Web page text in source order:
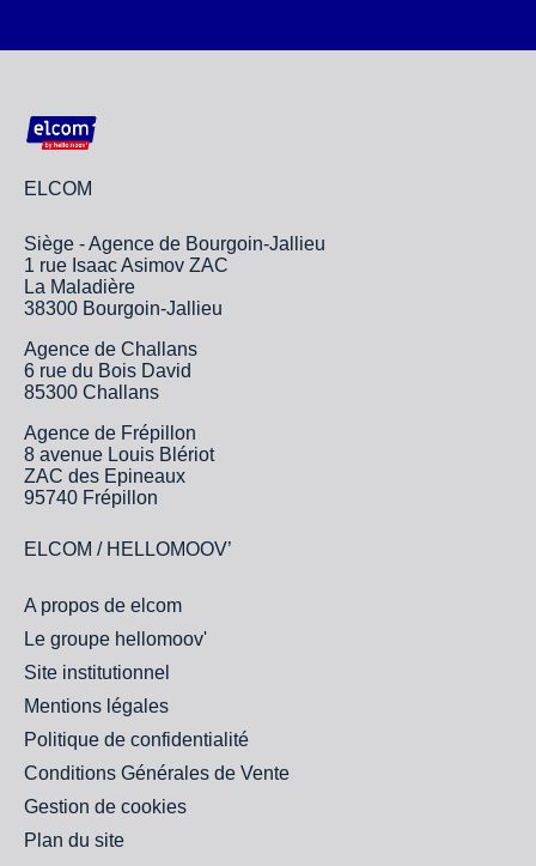
ELCOM
Siège - Agence de Bourgoin-Jallieu
1 rue Isaac Asimov ZAC
La Maladière
38300 Bourgoin-Jallieu
Agence de Challans
6 rue du Bois David
85300 Challans
Agence de Frépillon
8 avenue Louis Blériot
ZAC des Epineaux
95740 Frépillon
ELCOM / HELLOMOOV’
A propos de elcom
Le groupe hellomoov'
Site institutionnel
Mentions légales
Politique de confidentialité
Conditions Générales de Vente
Gestion de cookies
Plan du site